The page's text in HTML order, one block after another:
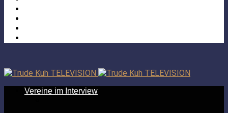
Vereine im Interview